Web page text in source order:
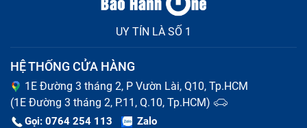
UY TÍN LÀ SỐ 1
HỆ THỐNG CỬA HÀNG
1E Đường 3 tháng 2, P Vườn Lài, Q10, Tp.HCM
(1E Đường 3 tháng 2, P.11, Q.10, Tp.HCM)
Gọi: 0764 254 113 Zalo